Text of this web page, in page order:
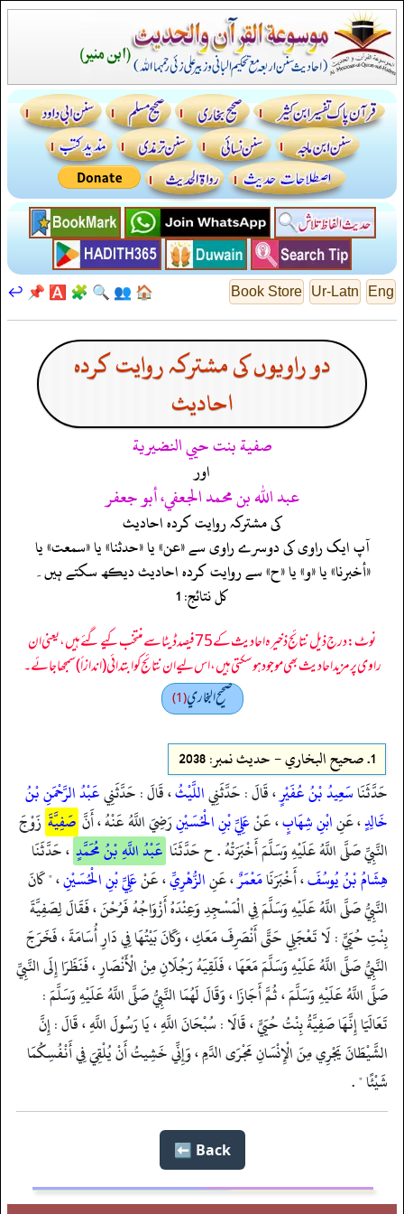
Eng
Ur-Latn
Book Store
🏠
👥
🔍
🧩
🅰️
📌
↩️
دو راویوں کی مشترکہ روایت کردہ
احادیث
صفية بنت حيي النضيرية
اور
عبد الله بن محمد الجعفي، أبو جعفر
کی مشترکہ روایت کردہ احادیث
آپ ایک راوی کی دوسرے راوی سے «عن» یا «حدثنا» یا «سمعت» یا
«أخبرنا» یا «و» یا «ح» سے روایت کردہ احادیث دیکھ سکتے ہیں۔
کل نتائج: 1
نوٹ: درج ذیل نتائج ذخیرہ احادیث کے 75 فیصد ڈیٹا سے منتخب کیے گئے ہیں، یعنی ان
راوی پر مزید احادیث بھی موجود ہو سکتی ہیں، اس لیے ان نتائج کو ابتدائی (اندازاً) سمجھا جائے۔
صحيح البخاري(1)
1. صحيح البخاري - حدیث نمبر: 2038
حَدَّثَنَاسَعِيدُ بْنُ عُفَيْرٍ، قَالَ : حَدَّثَنِياللَّيْثُ، قَالَ : حَدَّثَنِيعَبْدُ الرَّحْمَنِ بْنُ
خَالِدٍ، عَنِابْنِ شِهَابٍ، عَنْعَلِيِّ بْنِ الْحُسَيْنِرَضِيَ اللَّهُ عَنْهُ ، أَنَّ صَفِيَّةَ زَوْجَ
النَّبِيِّ صَلَّى اللَّهُ عَلَيْهِ وَسَلَّمَ أَخْبَرَتْهُ . ح حَدَّثَنَا عَبْدُ اللَّهِ بْنُ مُحَمَّدٍ ، حَدَّثَنَا
هِشَامُ بْنُ يُوسُفَ، أَخْبَرَنَامَعْمَرٌ، عَنِالزُّهْرِيِّ، عَنْعَلِيِّ بْنِ الْحُسَيْنِ، " كَانَ
النَّبِيُّ صَلَّى اللَّهُ عَلَيْهِ وَسَلَّمَ فِي الْمَسْجِدِ وَعِنْدَهُ أَزْوَاجُهُ فَرُحْنَ ، فَقَالَ لِصَفِيَّةَ
بِنْتِ حُيَيٍّ : لَا تَعْجَلِي حَتَّى أَنْصَرِفَ مَعَكِ ، وَكَانَ بَيْتُهَا فِي دَارِ أُسَامَةَ ، فَخَرَجَ
النَّبِيُّ صَلَّى اللَّهُ عَلَيْهِ وَسَلَّمَ مَعَهَا ، فَلَقِيَهُ رَجُلَانِ مِنْ الْأَنْصَارِ ، فَنَظَرَا إِلَى النَّبِيِّ
صَلَّى اللَّهُ عَلَيْهِ وَسَلَّمَ ، ثُمَّ أَجَازَا ، وَقَالَ لَهُمَا النَّبِيُّ صَلَّى اللَّهُ عَلَيْهِ وَسَلَّمَ :
تَعَالَيَا إِنَّهَا صَفِيَّةُ بِنْتُ حُيَيٍّ ، قَالَا : سُبْحَانَ اللَّهِ ، يَا رَسُولَ اللَّهِ ، قَالَ : إِنَّ
الشَّيْطَانَ يَجْرِي مِنَ الْإِنْسَانِ مَجْرَى الدَّمِ ، وَإِنِّي خَشِيتُ أَنْ يُلْقِيَ فِي أَنْفُسِكُمَا
شَيْئًا " .
Back ⬅️